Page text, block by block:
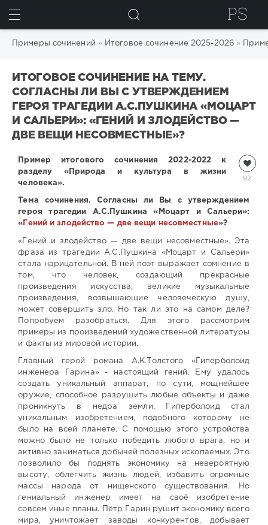
ИСКАТЬ
Примеры сочинений » Итоговое сочинение 2025-2026»
ИТОГОВОЕ СОЧИНЕНИЕ НА ТЕМУ.
СОГЛАСНЫ ЛИ ВЫ С УТВЕРЖДЕНИЕМ
ГЕРОЯ ТРАГЕДИИ А.С.ПУШКИНА «МОЦАРТ
И САЛЬЕРИ»: «ГЕНИЙ И ЗЛОДЕЙСТВО —
ДВЕ ВЕЩИ НЕСОВМЕСТНЫЕ»?
92
Пример итогового сочинения 2022-2022 к
разделу «Природа и культура в жизни
человека».
Тема сочинения.Согласны ли Вы с утверждением
героя трагедии А.С.Пушкина «Моцарт и Сальери»:
« Гений и злодейство — две вещи несовместные»?
«Гений и злодейство — две вещи несовместные». Эта
фраза из трагедии А.С.Пушкина «Моцарт и Сальери»
стала нарицательной. В ней поэт выражает сомнение в
том, что человек, создающий прекрасные
произведения искусства, великие музыкальные
произведения, возвышающие человеческую душу,
может совершить зло. Но так ли это на самом деле?
Попробуем разобраться. Для этого рассмотрим
примеры из произведений художественной литературы
и факты из мировой истории.
Главный герой романа А.К.Толстого «Гиперболоид
инженера Гарина» - настоящий гений. Ему удалось
создать уникальный аппарат, по сути, мощнейшее
оружие, способное разрушить любые объекты и даже
проникнуть в недра земли. Гиперболоид стал
уникальным изобретением, подобного которому не
было на всей планете. С помощью этого устройства
можно было не только победить любого врага, но и
активно заниматься добычей полезных ископаемых. Это
позволило бы поднять экономику на невероятную
высоту, облегчить жизнь людей, избавить огромные
массы народа от нищенского существования. Но
гениальный инженер имеет на своё изобретение
совсем иные планы. Пётр Гарин рушит экономику всего
мира, уничтожает заводы конкурентов, добывает